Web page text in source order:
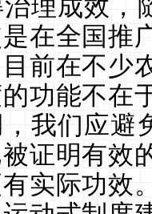
理成效，
在全国推
前在不少
功能不在
我们应避
证明有效
实际功效